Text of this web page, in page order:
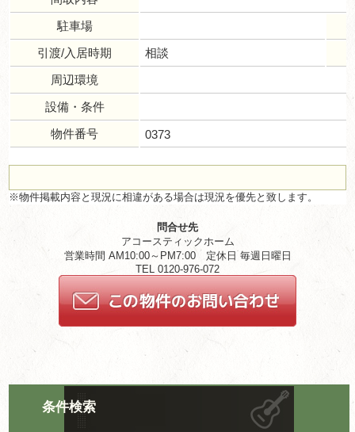
条件検索
駐車場
引渡/入居時期
相談
周辺環境
設備・条件
物件番号
0373
※物件掲載内容と現況に相違がある場合は現況を優先と致します。
問合せ先
アコースティックホーム
営業時間 AM10:00～PM7:00 定休日 毎週日曜日
TEL 0120-976-072